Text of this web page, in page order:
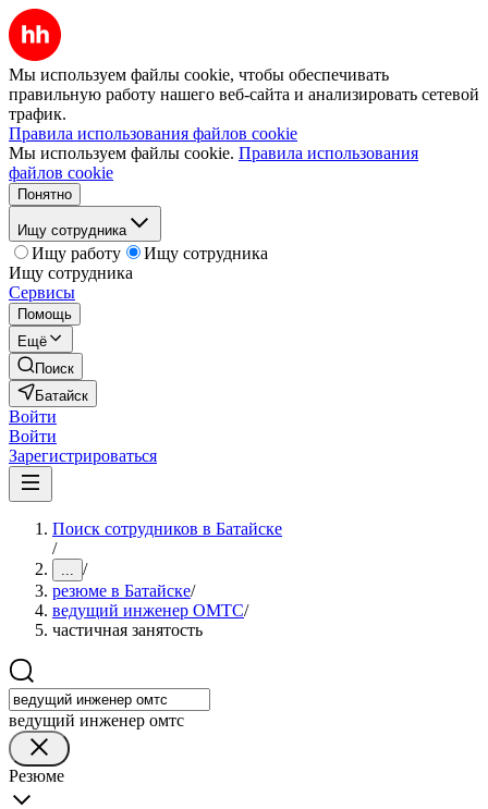
Мы используем файлы cookie, чтобы обеспечивать
правильную работу нашего веб-сайта и анализировать сетевой
трафик.
Правила использования файлов cookie
Мы используем файлы cookie. Правила использования
файлов cookie
Понятно
Ищу сотрудника
Ищу работу
Ищу сотрудника
Ищу сотрудника
Сервисы
Помощь
Ещё
Поиск
Батайск
Войти
Войти
Зарегистрироваться
Поиск сотрудников в Батайске
/
... /
резюме в Батайске/
ведущий инженер ОМТС/
частичная занятость
ведущий инженер омтс
Резюме